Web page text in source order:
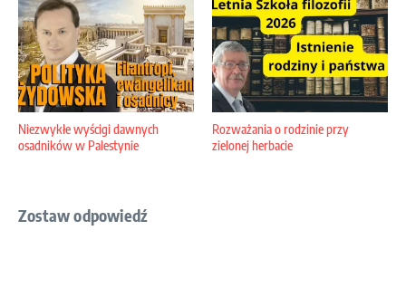
Niezwykłe wyścigi dawnych
osadników w Palestynie
Rozważania o rodzinie przy
zielonej herbacie
Zostaw odpowiedź